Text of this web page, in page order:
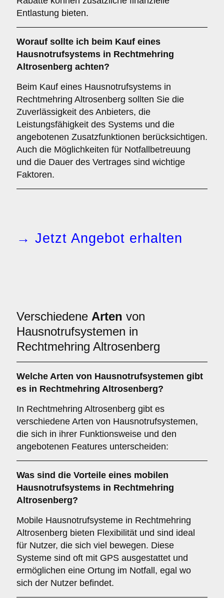
Entlastung bieten.
Worauf sollte ich beim Kauf eines
Hausnotrufsystems in Rechtmehring
Altrosenberg achten?
Beim Kauf eines Hausnotrufsystems in
Rechtmehring Altrosenberg sollten Sie die
Zuverlässigkeit des Anbieters, die
Leistungsfähigkeit des Systems und die
angebotenen Zusatzfunktionen berücksichtigen.
Auch die Möglichkeiten für Notfallbetreuung
und die Dauer des Vertrages sind wichtige
Faktoren.
→ Jetzt Angebot erhalten
Verschiedene Arten von
Hausnotrufsystemen in
Rechtmehring Altrosenberg
Welche Arten von Hausnotrufsystemen gibt
es in Rechtmehring Altrosenberg?
In Rechtmehring Altrosenberg gibt es
verschiedene Arten von Hausnotrufsystemen,
die sich in ihrer Funktionsweise und den
angebotenen Features unterscheiden:
Was sind die Vorteile eines mobilen
Hausnotrufsystems in Rechtmehring
Altrosenberg?
Mobile Hausnotrufsysteme in Rechtmehring
Altrosenberg bieten Flexibilität und sind ideal
für Nutzer, die sich viel bewegen. Diese
Systeme sind oft mit GPS ausgestattet und
ermöglichen eine Ortung im Notfall, egal wo
sich der Nutzer befindet.